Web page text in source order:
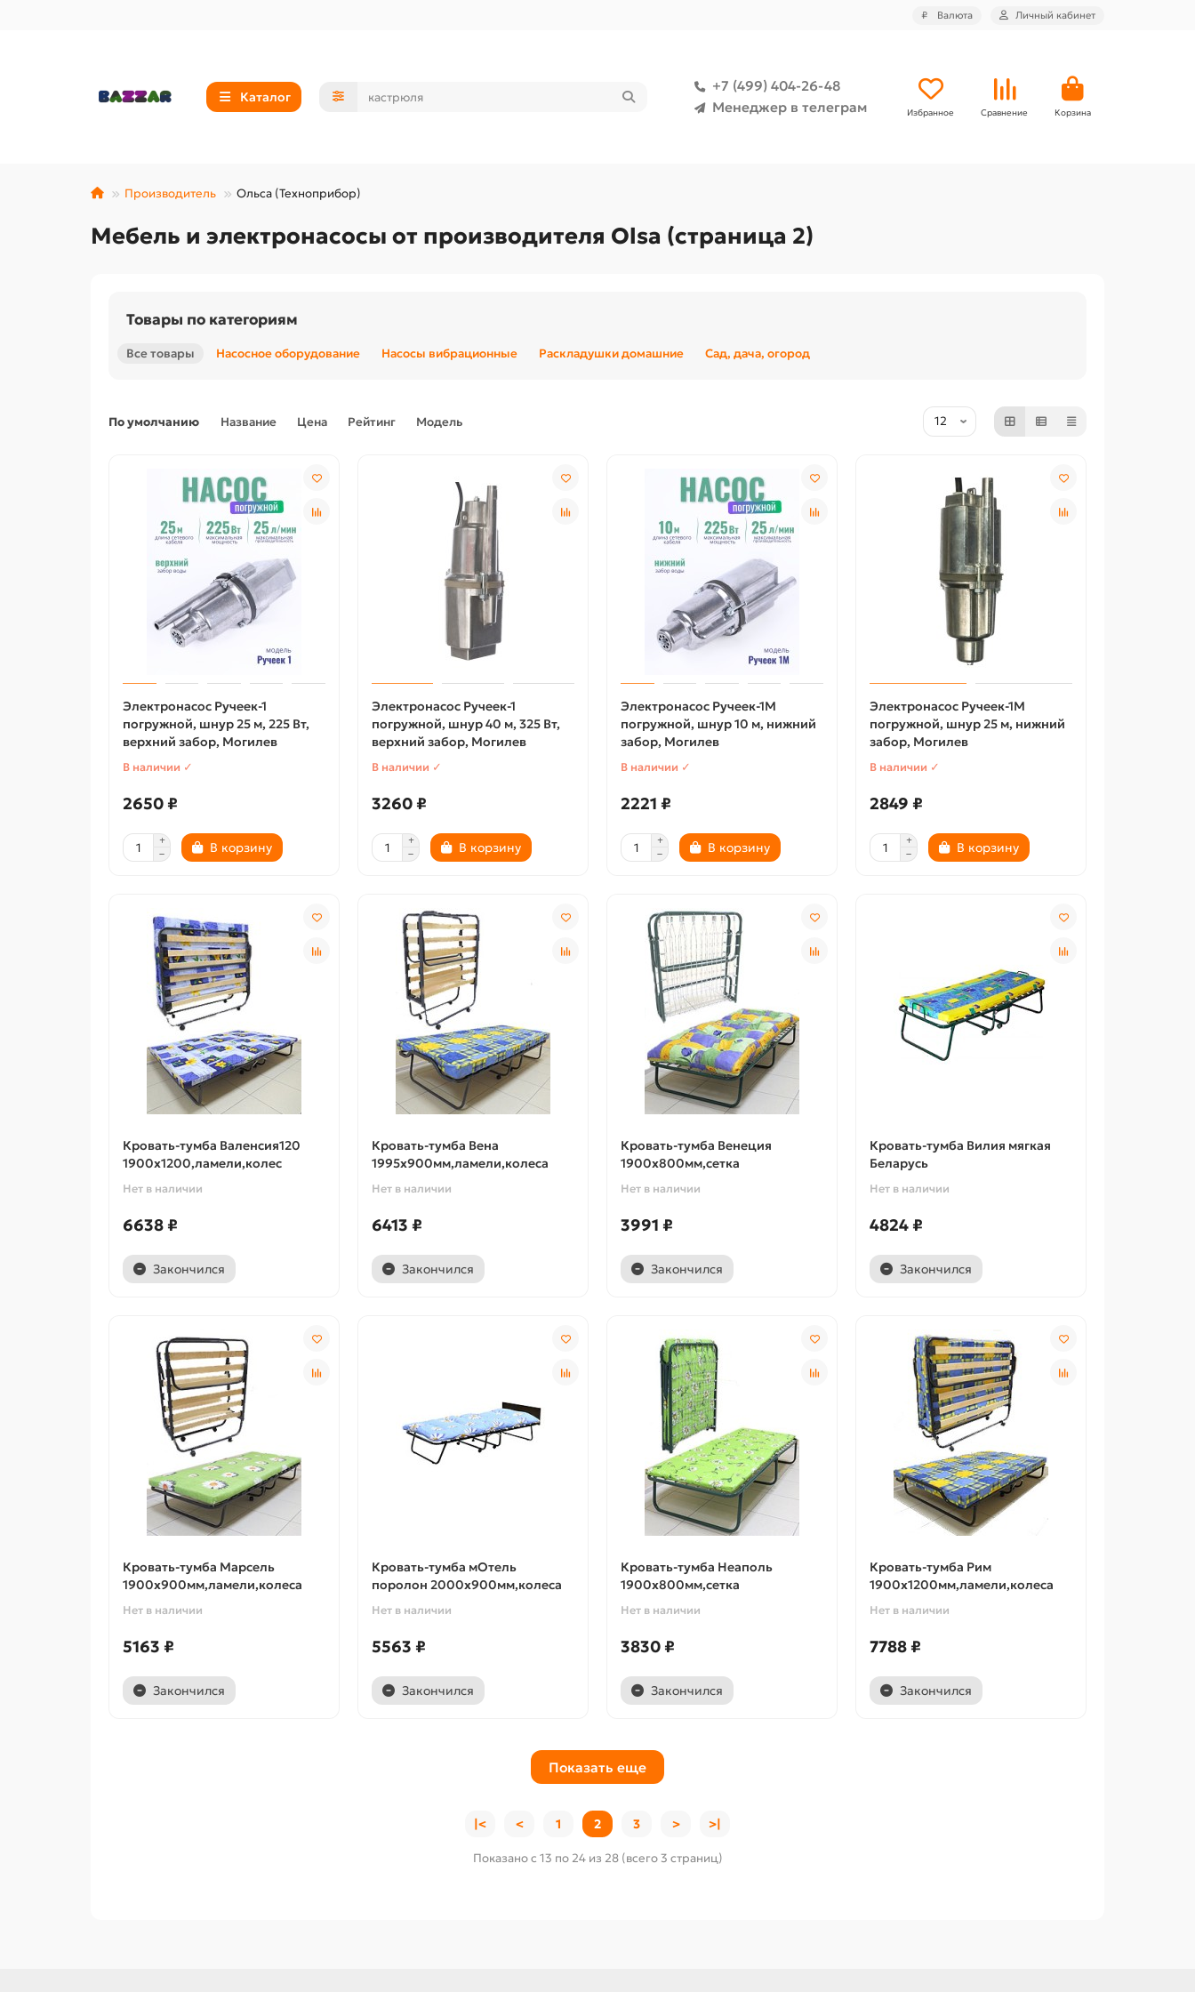
₽ Валюта Личный кабинет
Каталог
+7 (499) 404-26-48
Менеджер в телеграм
Избранное Сравнение Корзина
Производитель Ольса (Техноприбор)
Мебель и электронасосы от производителя Olsa (страница 2)
Товары по категориям
Все товары Насосное оборудование Насосы вибрационные Раскладушки домашние Сад, дача, огород
По умолчанию Название Цена Рейтинг Модель
Электронасос Ручеек-1
погружной, шнур 25 м, 225 Вт,
верхний забор, Могилев
В наличии ✓
2650 ₽
В корзину
Электронасос Ручеек-1
погружной, шнур 40 м, 325 Вт,
верхний забор, Могилев
В наличии ✓
3260 ₽
В корзину
Электронасос Ручеек-1М
погружной, шнур 10 м, нижний
забор, Могилев
В наличии ✓
2221 ₽
В корзину
Электронасос Ручеек-1М
погружной, шнур 25 м, нижний
забор, Могилев
В наличии ✓
2849 ₽
В корзину
Кровать-тумба Валенсия120
1900х1200,ламели,колес
Нет в наличии
6638 ₽
Закончился
Кровать-тумба Вена
1995х900мм,ламели,колеса
Нет в наличии
6413 ₽
Закончился
Кровать-тумба Венеция
1900х800мм,сетка
Нет в наличии
3991 ₽
Закончился
Кровать-тумба Вилия мягкая
Беларусь
Нет в наличии
4824 ₽
Закончился
Кровать-тумба Марсель
1900х900мм,ламели,колеса
Нет в наличии
5163 ₽
Закончился
Кровать-тумба мОтель
поролон 2000х900мм,колеса
Нет в наличии
5563 ₽
Закончился
Кровать-тумба Неаполь
1900х800мм,сетка
Нет в наличии
3830 ₽
Закончился
Кровать-тумба Рим
1900х1200мм,ламели,колеса
Нет в наличии
7788 ₽
Закончился
Показать еще
|< < 1 2 3 > >|
Показано с 13 по 24 из 28 (всего 3 страниц)